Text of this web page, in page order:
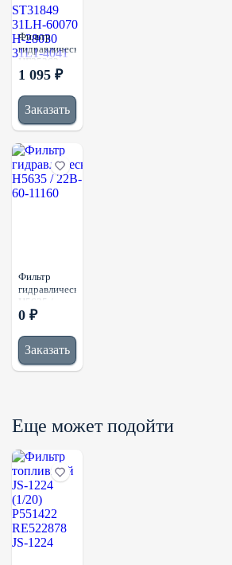
Фильтр
гидравлический
HF35362
(1\6) 31L-
SFH4041
HY90335
ST31849
H-28030
31L1-4041
1 095 ₽
Заказать
Фильтр
гидравлический
H5635 /
22B-60-
0 ₽
Заказать
Еще может подойти